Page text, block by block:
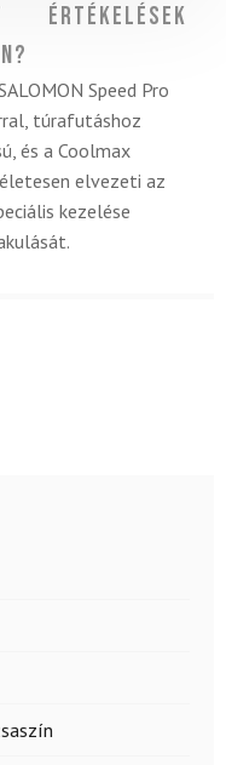
Értékelések
Speed Pro
túrafutáshoz
és a Coolmax
elvezeti az
kezelése